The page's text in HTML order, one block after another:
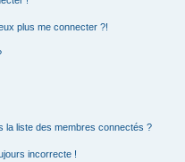
plus me connecter ?!
la liste des membres connectés ?
incorrecte !